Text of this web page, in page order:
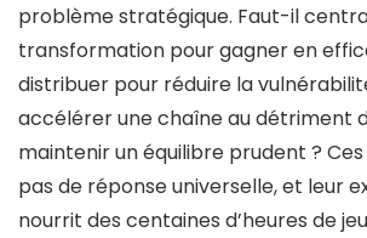
problème stratégique. Faut-il
transformation pour gagner en
distribuer pour réduire la
accélérer une chaîne au détriment
maintenir un équilibre prudent ? Ces
pas de réponse universelle, et leur
nourrit des centaines d’heures de